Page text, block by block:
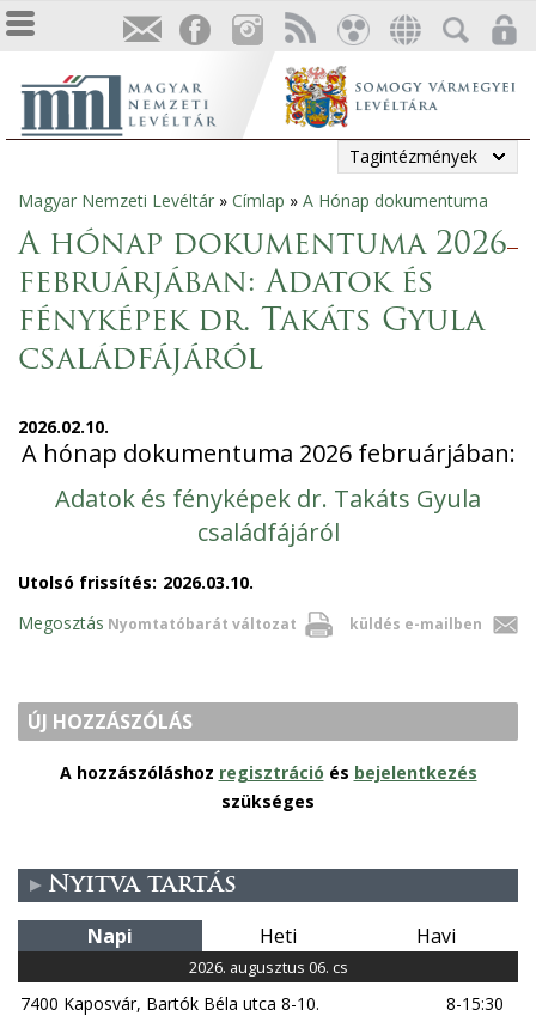
Tagintézmények
Jelenlegi
hely
Magyar Nemzeti Levéltár » Címlap » A Hónap dokumentuma
A hónap dokumentuma 2026
februárjában: Adatok és
fényképek dr. Takáts Gyula
családfájáról
2026.02.10.
A hónap dokumentuma 2026 februárjában:
Adatok és fényképek dr. Takáts Gyula
családfájáról
Utolsó frissítés: 2026.03.10.
Nyomtatóbarát változat küldés e-mailben
Megosztás
ÚJ HOZZÁSZÓLÁS
A hozzászóláshoz regisztráció és bejelentkezés
szükséges
Nyitva tartás
Napi Heti Havi
2026. augusztus 06. cs
7400 Kaposvár, Bartók Béla utca 8-10. 8-15:30